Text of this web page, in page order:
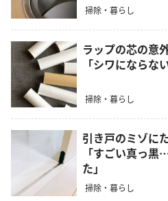
掃除・暮らし
ラップの芯の意
「シワにならな
掃除・暮らし
引き戸のミゾに
「すごい真っ
た」
掃除・暮らし